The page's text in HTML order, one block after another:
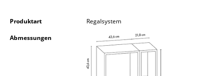
Licht
Hängeleuchten & Deckenleuchten
Produktart
Regalsystem
Abmessungen